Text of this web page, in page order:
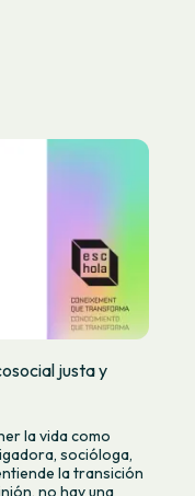
justa y
la vida como
socióloga,
la transición
no hay una